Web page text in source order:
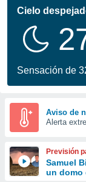
por
se
calidad.
a este
las
y
forma
digital
basada
Cielo
Sensación de
Aviso de
Alerta
Previsión
Samuel
un domo